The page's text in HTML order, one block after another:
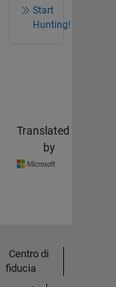
Start
Hunting!
Translated
by
Centro di
fiducia